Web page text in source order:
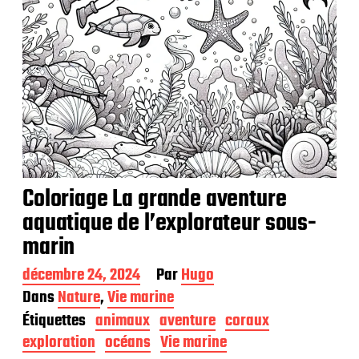
Coloriage La grande aventure
aquatique de l’explorateur sous-
marin
D
a
t
e
d
décembre 24, 2024 ParHugo
DansNature,Vie marine
Étiquettes animaux aventure coraux
exploration océans Vie marine